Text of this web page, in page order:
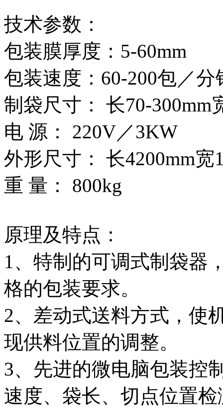
技术参数：
包装膜厚度：5-60mm
包装速度：60-200包／分
制袋尺寸： 长70-300mm
电 源： 220V／3KW
外形尺寸： 长4200mm宽
重 量： 800kg
原理及特点：
1、特制的可调式制袋器
格的包装要求。
2、差动式送料方式，使
现供料位置的调整。
3、先进的微电脑包装控
速度、袋长、切点位置